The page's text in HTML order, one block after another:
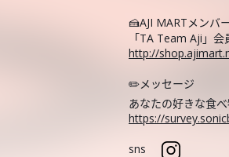
🍰AJI MARTメンバ
「TA Team Aji」会
http://
✏️メッセージ
あなたの好きな食
https://
sns